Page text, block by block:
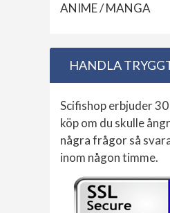
ANIME / MANGA
HANDLA
Scifishop erbjuder
köp om du skulle
några frågor så
inom någon timme.